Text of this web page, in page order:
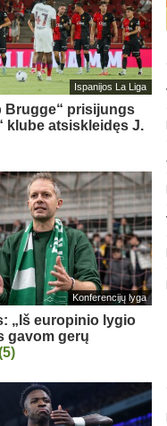
Ispanijos La Liga
Brugge“ prisijungs
klube atsiskleidęs J.
Konferencijų lyga
„Iš europinio lygio
gavom gerų